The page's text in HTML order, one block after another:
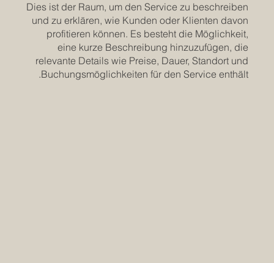
Dies ist der Raum, um den Service zu beschreiben
und zu erklären, wie Kunden oder Klienten davon
profitieren können. Es besteht die Möglichkeit,
eine kurze Beschreibung hinzuzufügen, die
relevante Details wie Preise, Dauer, Standort und
Buchungsmöglichkeiten für den Service enthält.